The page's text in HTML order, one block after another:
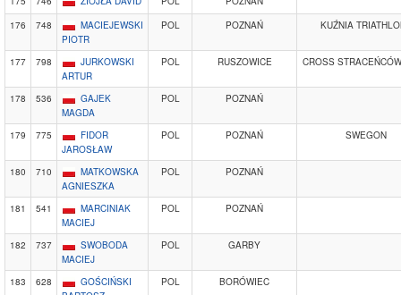
176
748
MACIEJEWSKI
PIOTR
POL POZNAŃ KUŹNIA
177 798
JURKOWSKI
ARTUR
POL RUSZOWICE CROSS
178 536
GAJEK
MAGDA
POL POZNAŃ
179 775
FIDOR
JAROSŁAW
POL POZNAŃ SWEGON
180 710
MATKOWSKA
AGNIESZKA
POL POZNAŃ
181 541
MARCINIAK
MACIEJ
POL POZNAŃ
182 737
SWOBODA
MACIEJ
POL GARBY
183 628
GOŚCIŃSKI
POL BORÓWIEC